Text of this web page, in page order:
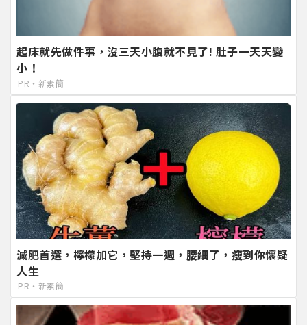
起床就先做件事，沒三天小腹就不見了! 肚子一天天變
小！
PR・新素簡
減肥首選，檸檬加它，堅持一週，腰細了，瘦到你懷疑
人生
PR・新素簡